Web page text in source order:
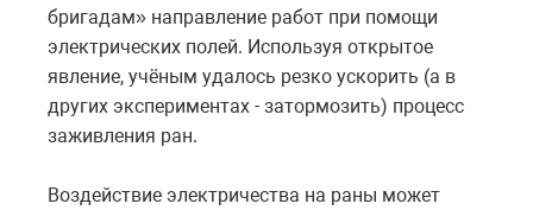
бригадам» направление работ при помощи
электрических полей. Используя открытое
явление, учёным удалось резко ускорить (а в
других экспериментах - затормозить) процесс
заживления ран.
Воздействие электричества на раны может